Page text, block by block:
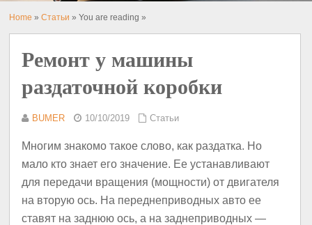
Home »Статьи » You are reading »
Ремонт у машины
раздаточной коробки
BUMER 10/10/2019 Статьи
Многим знакомо такое слово, как раздатка. Но
мало кто знает его значение. Ее устанавливают
для передачи вращения (мощности) от двигателя
на вторую ось. На переднеприводных авто ее
ставят на заднюю ось, а на заднеприводных —